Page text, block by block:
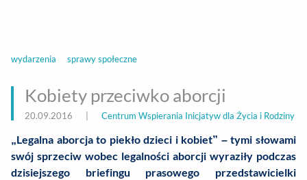
wydarzenia sprawy społeczne
Kobiety przeciwko aborcji
20.09.2016 Centrum Wspierania Inicjatyw dla Życia i Rodziny
„Legalna aborcja to piekło dzieci i kobiet” – tymi słowami
swój sprzeciw wobec legalności aborcji wyraziły podczas
dzisiejszego briefingu prasowego przedstawicielki